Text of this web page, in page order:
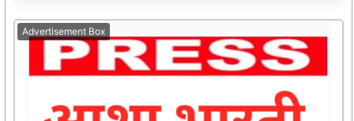
Advertisement Box